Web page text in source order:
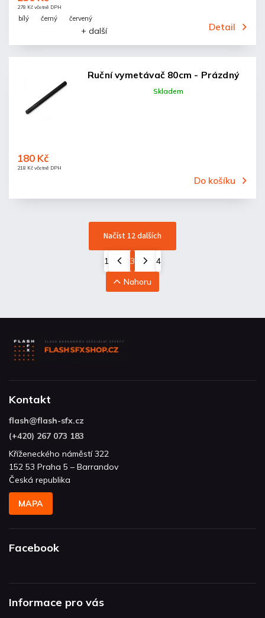
278 Kč včetně DPH
Detail
bílý černý červený
+ další
Ruční vymetávač 80cm - Prázdný
Skladem
218 Kč včetně DPH
180 Kč
Do košíku
Načíst 12 dalších
1 3
4
Nahoru
Kontakt
flash@flash-sfx.cz
(+420) 267 073 183
Kříženeckého náměstí 322
152 53 Praha 5 – Barrandov
Česká republika
MAPA
Facebook
Informace pro vás